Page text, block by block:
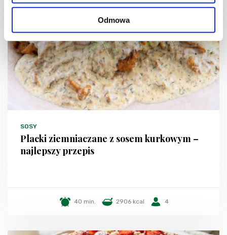
Odmowa
SOSY
Placki ziemniaczane z sosem kurkowym –
najlepszy przepis
40 min. 2906 kcal 4